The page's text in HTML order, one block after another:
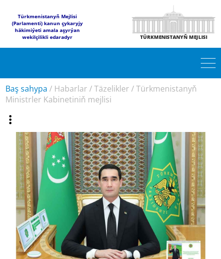
Türkmenistanyň Mejlisi
(Parlamenti) kanun çykaryjy
häkimiýeti amala aşyrýan
wekilçilikli edaradyr
TÜRKMENISTANYŇ MEJLISI
Baş sahypa / Habarlar /Täzelikler /Türkmenistanyň
Ministrler Kabinetiniň mejlisi